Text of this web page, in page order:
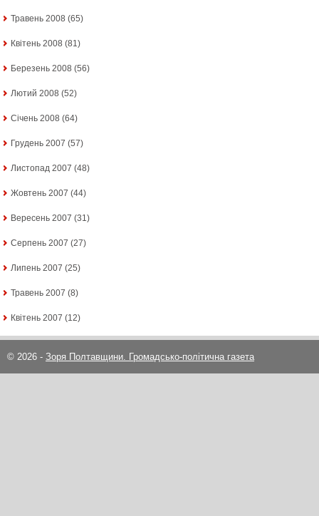
Травень 2008 (65)
Квітень 2008 (81)
Березень 2008 (56)
Лютий 2008 (52)
Січень 2008 (64)
Грудень 2007 (57)
Листопад 2007 (48)
Жовтень 2007 (44)
Вересень 2007 (31)
Серпень 2007 (27)
Липень 2007 (25)
Травень 2007 (8)
Квітень 2007 (12)
© 2026 - Зоря Полтавщини. Громадсько-політична газета